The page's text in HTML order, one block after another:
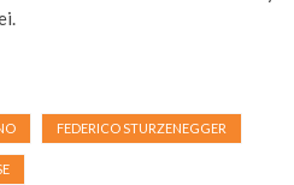
FEDERICO STURZENEGGER